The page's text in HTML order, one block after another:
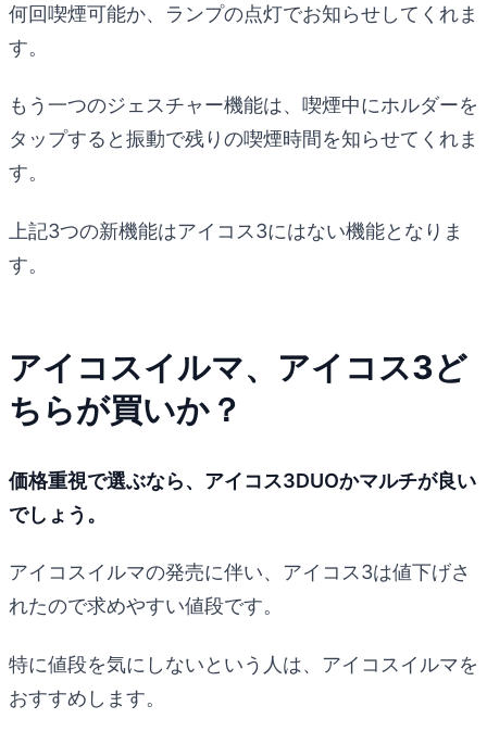
何回喫煙可能か、ランプの点灯でお知らせしてくれま
す。
もう一つのジェスチャー機能は、喫煙中にホルダーを
タップすると振動で残りの喫煙時間を知らせてくれま
す。
上記3つの新機能はアイコス3にはない機能となりま
す。
アイコスイルマ、アイコス3ど
ちらが買いか？
価格重視で選ぶなら、アイコス3DUOかマルチが良い
でしょう。
アイコスイルマの発売に伴い、アイコス3は値下げさ
れたので求めやすい値段です。
特に値段を気にしないという人は、アイコスイルマを
おすすめします。